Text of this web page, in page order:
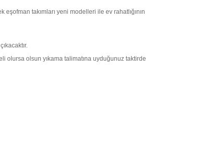
takımları yeni modelleri ile ev rahatlığının
olursa olsun yıkama talimatına uyduğunuz taktirde